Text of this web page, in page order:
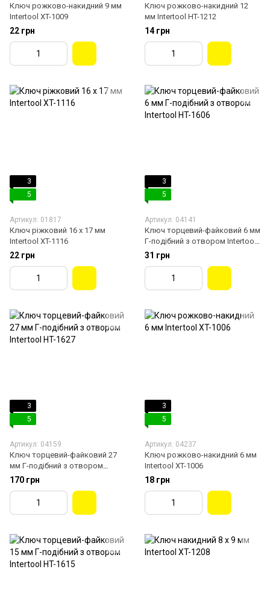
Ключ рожково-накидний 9 мм
Intertool XT-1009
22 грн
Ключ рожково-накидний 12
мм Intertool HT-1212
14 грн
3
5
Артикул: 01817
Ключ ріжковий 16 х 17 мм
Intertool XT-1116
22 грн
3
5
Артикул: 04141
Ключ торцевий-файковий 6 мм
Г-подібний з отвором Intertool
HT-1606
31 грн
3
5
Артикул: 04159
Ключ торцевий-файковий 27
мм Г-подібний з отвором
Intertool HT-1627
170 грн
3
5
Артикул: 04237
Ключ рожково-накидний 6 мм
Intertool XT-1006
18 грн